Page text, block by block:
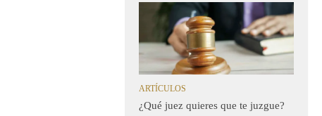
ARTÍCULOS
¿Qué juez quieres que te juzgue?